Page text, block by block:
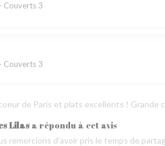
Couverts 3
Couverts 3
de Paris et plats excellents !
Lilas a répondu à cet avis
remercions d’avoir pris le temps de